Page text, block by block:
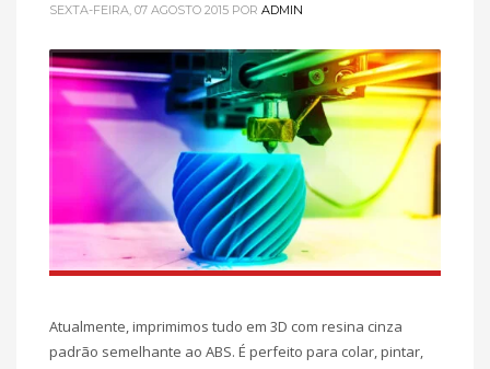
SEXTA-FEIRA, 07 AGOSTO 2015 POR ADMIN
Atualmente, imprimimos tudo em 3D com resina cinza
padrão semelhante ao ABS. É perfeito para colar, pintar,